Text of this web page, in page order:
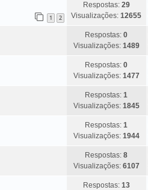
1 2
Respostas: 29
Visualizações:12655
Respostas:0
Visualizações: 1489
Respostas:0
Visualizações: 1477
Respostas:1
Visualizações: 1845
Respostas:1
Visualizações: 1944
Respostas:8
Visualizações: 6107
Respostas: 13